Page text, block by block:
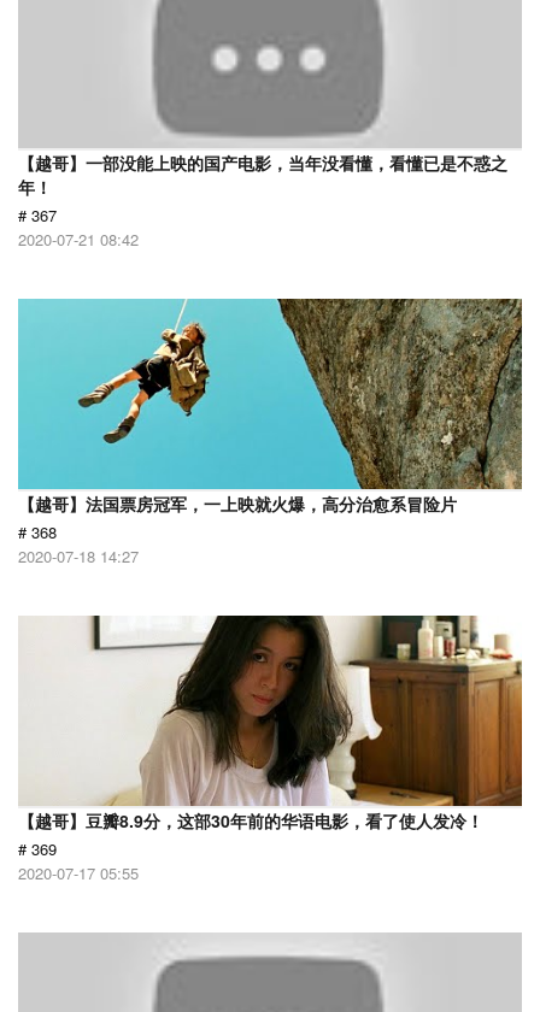
【越哥】一部没能上映的国产电影，当年没看懂，看懂已是不惑之
年！
# 367
2020-07-21 08:42
【越哥】法国票房冠军，一上映就火爆，高分治愈系冒险片
# 368
2020-07-18 14:27
【越哥】豆瓣8.9分，这部30年前的华语电影，看了使人发冷！
# 369
2020-07-17 05:55